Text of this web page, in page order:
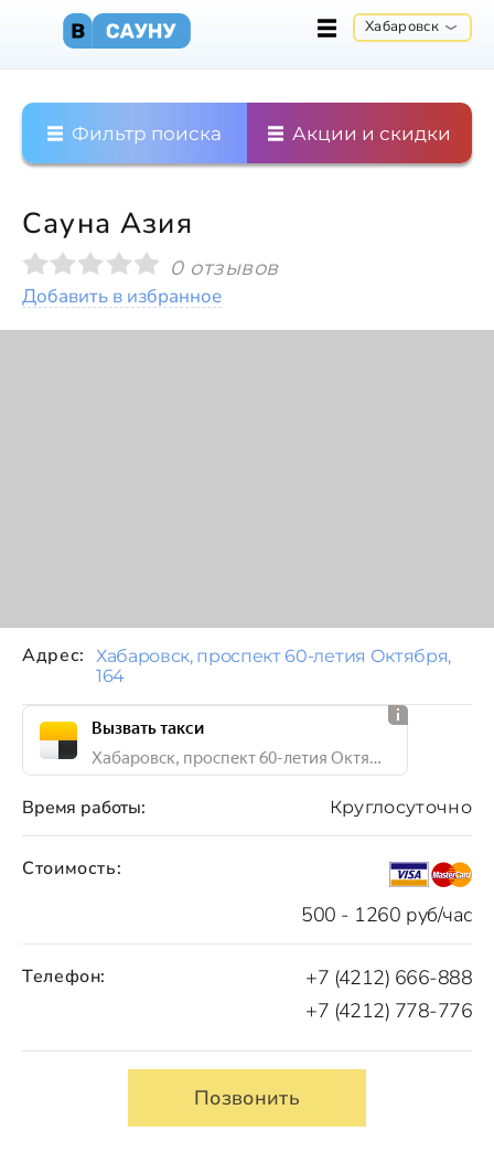
Хабаровск
Фильтр поиска Акции и скидки
Сауна Азия
0 отзывов
Добавить в избранное
Стоимость:
500 - 1260 руб/час
Время работы: Круглосуточно
Телефон:
+7 (4212) 666-888
+7 (4212) 778-776
Позвонить
Адрес:
Хабаровск, проспект 60-летия Октября,
164
Вызвать такси
Хабаровск, проспект 60-летия Октября, 164